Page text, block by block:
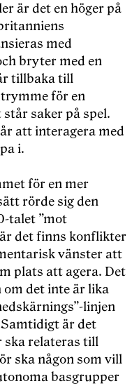
är det en höger på
med
bryter med en
tillbaka till
för en
saker på spel.
att interagera med
i.
för en mer
rörde sig den
talet ”mot
det finns konflikter
vänster att
plats att agera. Det
det inte är lika
linjen
är det
ska relateras till
ska någon som vill
basgrupper